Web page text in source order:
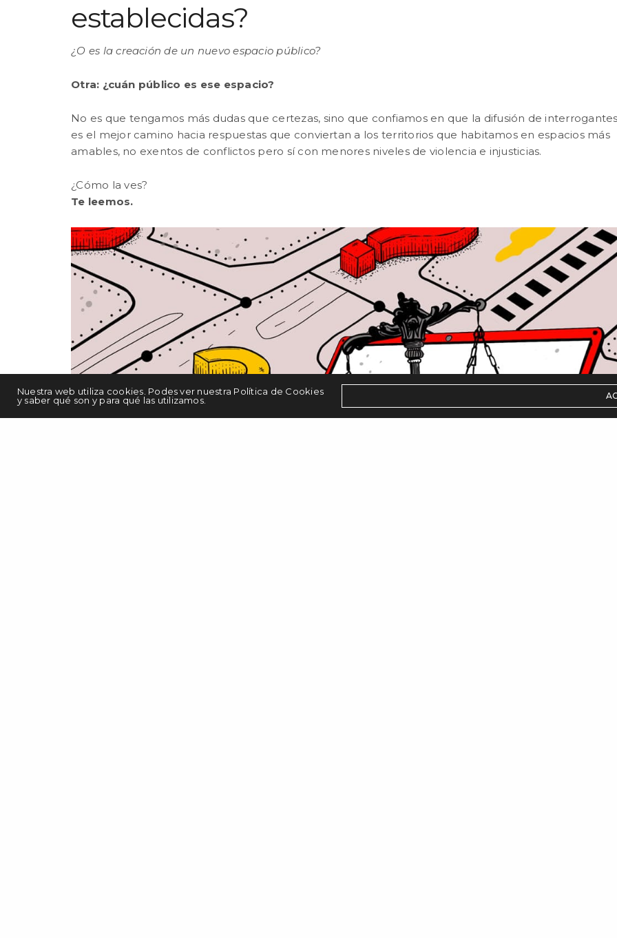
establecidas?
¿O es la creación de un nuevo espacio público?
Otra: ¿cuán público es ese espacio?
No es que tengamos más dudas que certezas, sino que confiamos en que la difusión de
es el mejor camino hacia respuestas que conviertan a los territorios que habitamos en espacios más
amables, no exentos de conflictos pero sí con menores niveles de violencia e injusticias.
¿Cómo la ves?
Te leemos.
Nuestra web utiliza cookies. Podes ver nuestra Política de Cookies
y saber qué son y para qué las utilizamos.